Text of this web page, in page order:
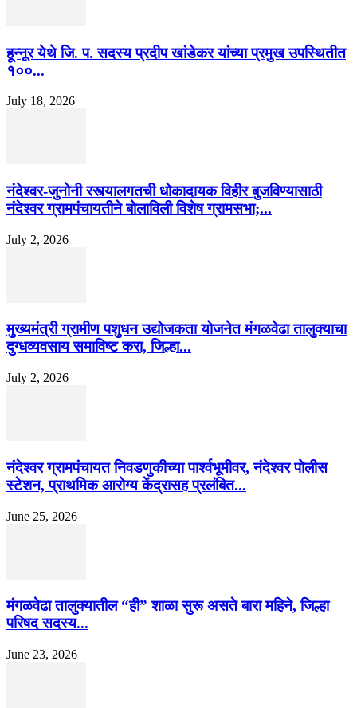
हून्नूर येथे जि. प. सदस्य प्रदीप खांडेकर यांच्या प्रमुख उपस्थितीत
१००...
July 18, 2026
नंदेश्वर-जुनोनी रस्त्यालगतची धोकादायक विहीर बुजविण्यासाठी
नंदेश्वर ग्रामपंचायतीने बोलाविली विशेष ग्रामसभा;...
July 2, 2026
मुख्यमंत्री ग्रामीण पशुधन उद्योजकता योजनेत मंगळवेढा तालुक्याचा
दुग्धव्यवसाय समाविष्ट करा, जिल्हा...
July 2, 2026
नंदेश्वर ग्रामपंचायत निवडणुकीच्या पार्श्वभूमीवर, नंदेश्वर पोलीस
स्टेशन, प्राथमिक आरोग्य केंद्रासह प्रलंबित...
June 25, 2026
मंगळवेढा तालुक्यातील “ही” शाळा सुरू असते बारा महिने, जिल्हा
परिषद सदस्य...
June 23, 2026